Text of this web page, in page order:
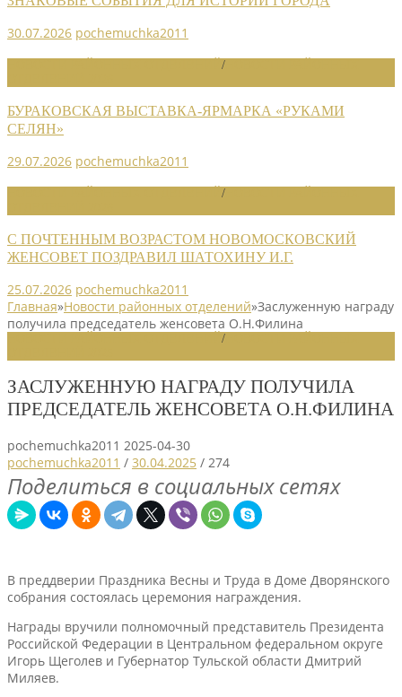
30.07.2026 pochemuchka2011
/
БУРАКОВСКАЯ ВЫСТАВКА-ЯРМАРКА «РУКАМИ
СЕЛЯН»
29.07.2026 pochemuchka2011
/
С ПОЧТЕННЫМ ВОЗРАСТОМ НОВОМОСКОВСКИЙ
ЖЕНСОВЕТ ПОЗДРАВИЛ ШАТОХИНУ И.Г.
25.07.2026 pochemuchka2011
Главная»Новости районных отделений»Заслуженную награду
получила председатель женсовета О.Н.Филина
/
ЗАСЛУЖЕННУЮ НАГРАДУ ПОЛУЧИЛА
ПРЕДСЕДАТЕЛЬ ЖЕНСОВЕТА О.Н.ФИЛИНА
pochemuchka2011 2025-04-30
pochemuchka2011 / 30.04.2025 / 274
Поделиться в социальных сетях
В преддверии Праздника Весны и Труда в Доме Дворянского
собрания состоялась церемония награждения.
Награды вручили полномочный представитель Президента
Российской Федерации в Центральном федеральном округе
Игорь Щеголев и Губернатор Тульской области Дмитрий
Миляев.